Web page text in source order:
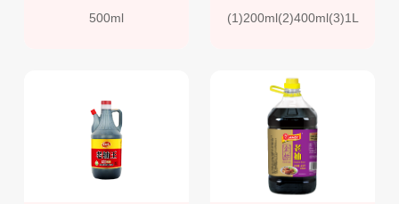
500ml (1)200ml(2)400ml(3)1L